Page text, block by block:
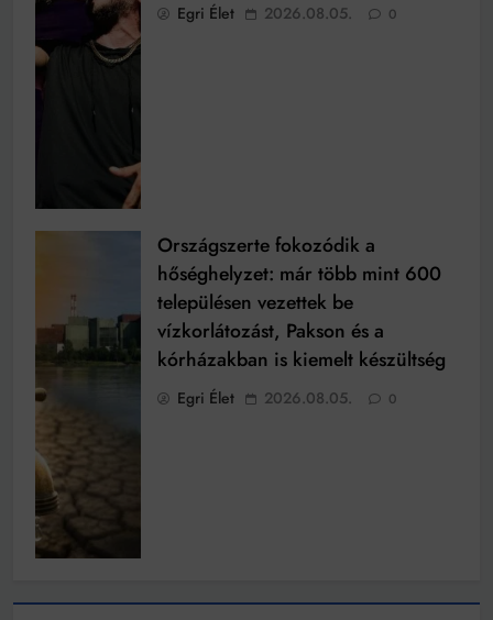
Egri Élet 2026.08.05. 0
Országszerte fokozódik a
hőséghelyzet: már több mint 600
településen vezettek be
vízkorlátozást, Pakson és a
kórházakban is kiemelt készültség
Egri Élet 2026.08.05. 0